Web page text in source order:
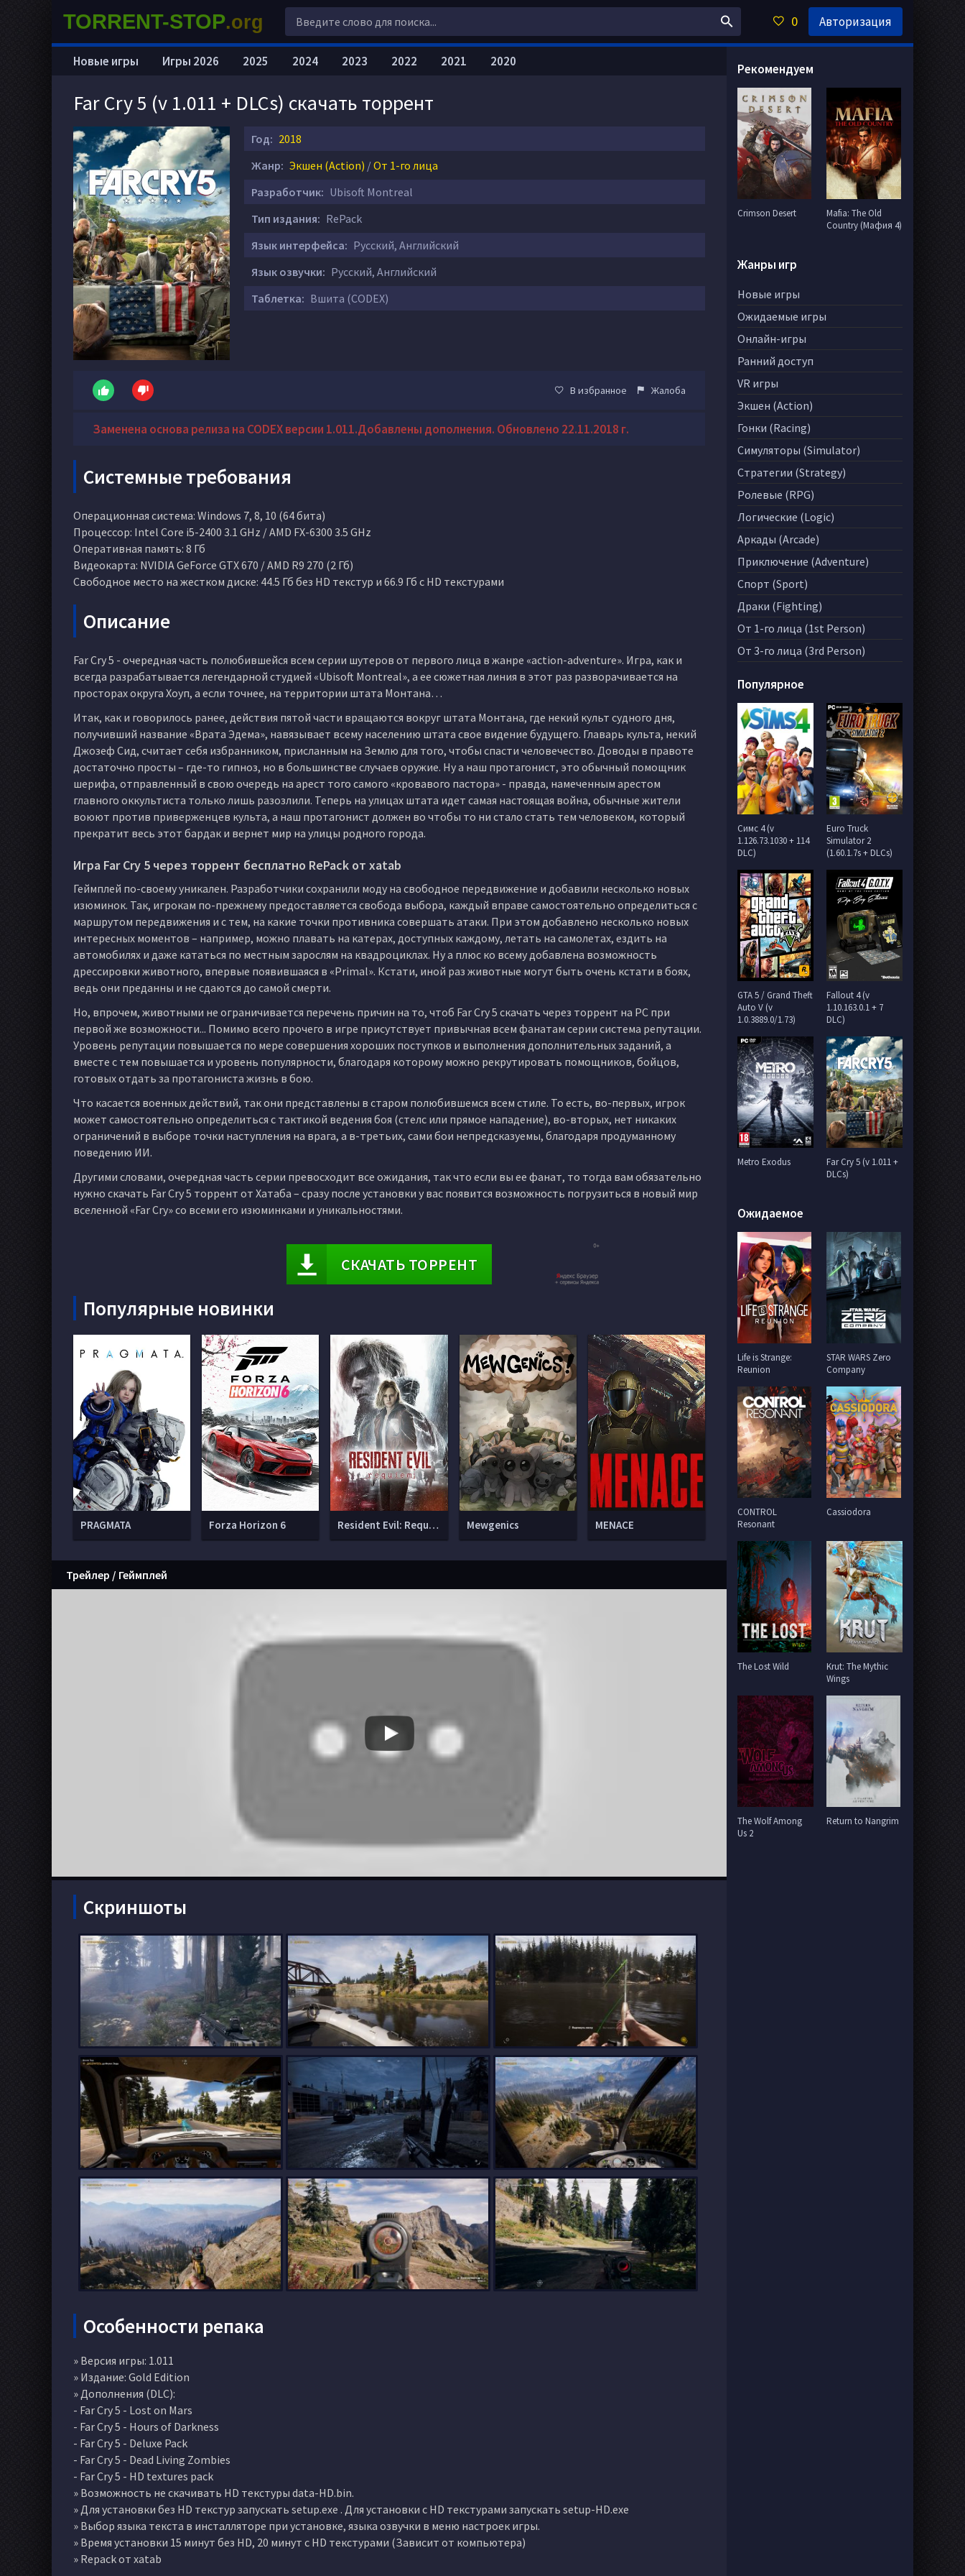
Far Cry 5 (v 1.011 + DLCs) скачать торрент
Год: 2018
Жанр: Экшен (Action) /От 1-го лица
Разработчик: Ubisoft Montreal
Тип издания: RePack
Язык интерфейса: Русский, Английский
Язык озвучки: Русский, Английский
Таблетка: Вшита (CODEX)
В избранное Жалоба
Заменена основа релиза на CODEX версии 1.011.Добавлены дополнения. Обновлено 22.11.2018 г.
Системные требования
Операционная система: Windows 7, 8, 10 (64 бита)
Процессор: Intel Core i5-2400 3.1 GHz / AMD FX-6300 3.5 GHz
Оперативная память: 8 Гб
Видеокарта: NVIDIA GeForce GTX 670 / AMD R9 270 (2 Гб)
Свободное место на жестком диске: 44.5 Гб без HD текстур и 66.9 Гб с HD текстурами
Описание
Far Cry 5 - очередная часть полюбившейся всем серии шутеров от первого лица в жанре «action-adventure». Игра, как и
всегда разрабатывается легендарной студией «Ubisoft Montreal», а ее сюжетная линия в этот раз разворачивается на
просторах округа Хоуп, а если точнее, на территории штата Монтана…
Итак, как и говорилось ранее, действия пятой части вращаются вокруг штата Монтана, где некий культ судного дня,
получивший название «Врата Эдема», навязывает всему населению штата свое видение будущего. Главарь культа, некий
Джозеф Сид, считает себя избранником, присланным на Землю для того, чтобы спасти человечество. Доводы в правоте
достаточно просты – где-то гипноз, но в большинстве случаев оружие. Ну а наш протагонист, это обычный помощник
шерифа, отправленный в свою очередь на арест того самого «кровавого пастора» - правда, намеченным арестом
главного оккультиста только лишь разозлили. Теперь на улицах штата идет самая настоящая война, обычные жители
воюют против приверженцев культа, а наш протагонист должен во чтобы то ни стало стать тем человеком, который
прекратит весь этот бардак и вернет мир на улицы родного города.
Игра Far Cry 5 через торрент бесплатно RePack от xatab
Геймплей по-своему уникален. Разработчики сохранили моду на свободное передвижение и добавили несколько новых
изюминок. Так, игрокам по-прежнему предоставляется свобода выбора, каждый вправе самостоятельно определиться с
маршрутом передвижения и с тем, на какие точки противника совершать атаки. При этом добавлено несколько новых
интересных моментов – например, можно плавать на катерах, доступных каждому, летать на самолетах, ездить на
автомобилях и даже кататься по местным зарослям на квадроциклах. Ну а плюс ко всему добавлена возможность
дрессировки животного, впервые появившаяся в «Primal». Кстати, иной раз животные могут быть очень кстати в боях,
ведь они преданны и не сдаются до самой смерти.
Но, впрочем, животными не ограничивается перечень причин на то, чтоб Far Cry 5 скачать через торрент на PC при
первой же возможности... Помимо всего прочего в игре присутствует привычная всем фанатам серии система репутации.
Уровень репутации повышается по мере совершения хороших поступков и выполнения дополнительных заданий, а
вместе с тем повышается и уровень популярности, благодаря которому можно рекрутировать помощников, бойцов,
готовых отдать за протагониста жизнь в бою.
Что касается военных действий, так они представлены в старом полюбившемся всем стиле. То есть, во-первых, игрок
может самостоятельно определиться с тактикой ведения боя (стелс или прямое нападение), во-вторых, нет никаких
ограничений в выборе точки наступления на врага, а в-третьих, сами бои непредсказуемы, благодаря продуманному
поведению ИИ.
Другими словами, очередная часть серии превосходит все ожидания, так что если вы ее фанат, то тогда вам обязательно
нужно скачать Far Cry 5 торрент от Хатаба – сразу после установки у вас появится возможность погрузиться в новый мир
вселенной «Far Cry» со всеми его изюминками и уникальностями.
СКАЧАТЬ ТОРРЕНТ
Популярные новинки
PRAGMATA Forza Horizon 6 Resident Evil: Requiem Mewgenics MENACE
Трейлер / Геймплей
Скриншоты
Особенности репака
» Версия игры: 1.011
» Издание: Gold Edition
» Дополнения (DLC):
- Far Cry 5 - Lost on Mars
- Far Cry 5 - Hours of Darkness
- Far Cry 5 - Deluxe Pack
- Far Cry 5 - Dead Living Zombies
- Far Cry 5 - HD textures pack
» Возможность не скачивать HD текстуры data-HD.bin.
» Для установки без HD текстур запускать setup.exe . Для установки с HD текстурами запускать setup-HD.exe
» Выбор языка текста в инсталляторе при установке, языка озвучки в меню настроек игры.
» Время установки 15 минут без HD, 20 минут с HD текстурами (Зависит от компьютера)
» Repack от xatab
Новые игры Игры 2026 2025 2024 2023 2022 2021 2020 Рекомендуем
Crimson Desert
Mafia: The Old
Country (Мафия 4)
Жанры игр
Новые игры
Ожидаемые игры
Онлайн-игры
Ранний доступ
VR игры
Экшен (Action)
Гонки (Racing)
Симуляторы (Simulator)
Стратегии (Strategy)
Ролевые (RPG)
Логические (Logic)
Аркады (Arcade)
Приключение (Adventure)
Спорт (Sport)
Драки (Fighting)
От 1-го лица (1st Person)
От 3-го лица (3rd Person)
Популярное
Симс 4 (v
1.126.73.1030 + 114
DLC)
Euro Truck
Simulator 2
(1.60.1.7s + DLCs)
GTA 5 / Grand Theft
Auto V (v
1.0.3889.0/1.73)
Fallout 4 (v
1.10.163.0.1 + 7
DLC)
Metro Exodus
Far Cry 5 (v 1.011 +
DLCs)
Ожидаемое
Life is Strange:
Reunion
STAR WARS Zero
Company
CONTROL
Resonant
Cassiodora
The Lost Wild
Krut: The Mythic
Wings
The Wolf Among
Us 2
Return to Nangrim
TORRENT-STOP.org 0 Авторизация